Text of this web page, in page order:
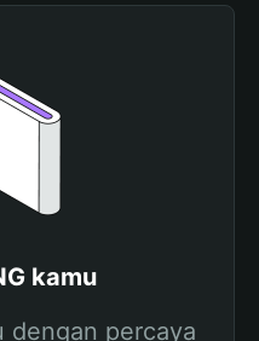
kamu
dengan percaya